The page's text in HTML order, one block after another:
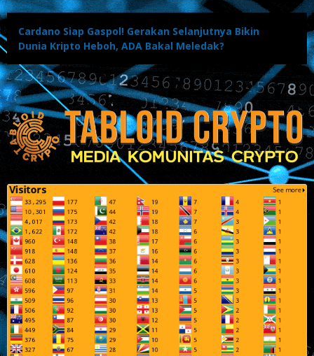
Cardano Siap Gaspol! Gerakan Selanjutnya Bikin
Dunia Kripto Heboh, ADA Bakal Meledak?